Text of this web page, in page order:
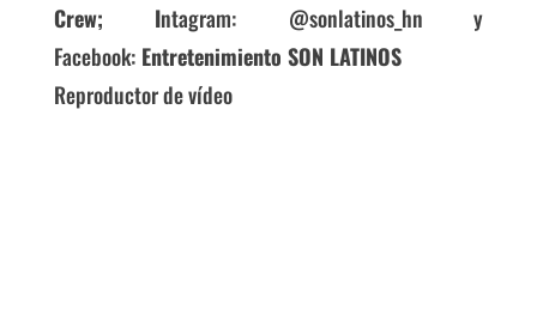
Crew; Intagram:
@sonlatinos_hn y
Facebook: Entretenimiento SON LATINOS
Reproductor de vídeo